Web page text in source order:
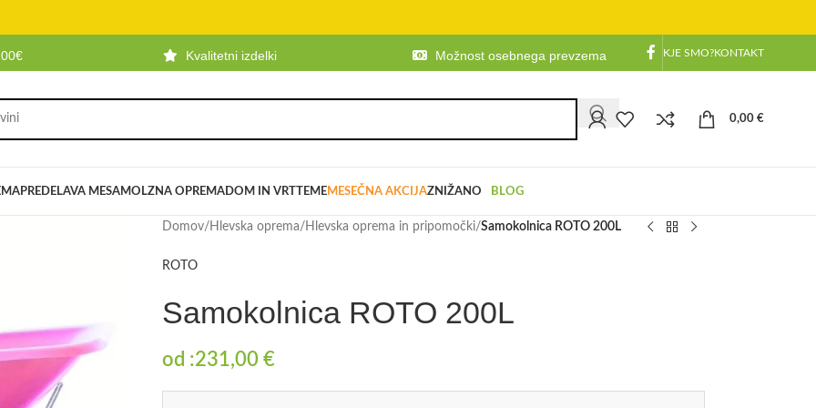
Kvalitetni izdelki Možnost osebnega prevzema KJE SMO?KONTAKT
0,00 €
PREDELAVA MESAMOLZNA OPREMADOM IN VRTTEMEMESEČNA AKCIJAZNIŽANO BLOG
Domov/ Hlevska oprema/ Hlevska oprema in pripomočki/Samokolnica ROTO 200L
ROTO
Samokolnica ROTO 200L
od :231,00 €